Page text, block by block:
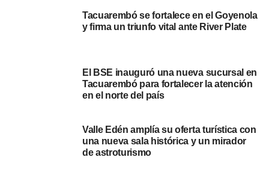
NOTICIAS RELACIONADAS:
Se entregaron los premios a los ganadores de la
5ª edición del “Concurso Fotográfico” de
Rescate de tronco fósil en Caraguatá,
departamento de Tacuarembó
Tacuarembó se fortalece en el Goyenola
y firma un triunfo vital ante River Plate
El BSE inauguró una nueva sucursal en
Tacuarembó para fortalecer la atención
en el norte del país
Valle Edén amplía su oferta turística con
una nueva sala histórica y un mirador
de astroturismo